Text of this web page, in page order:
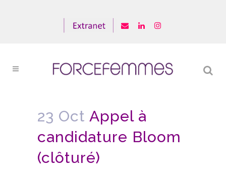
23 Oct Appel à
candidature Bloom
(clôturé)